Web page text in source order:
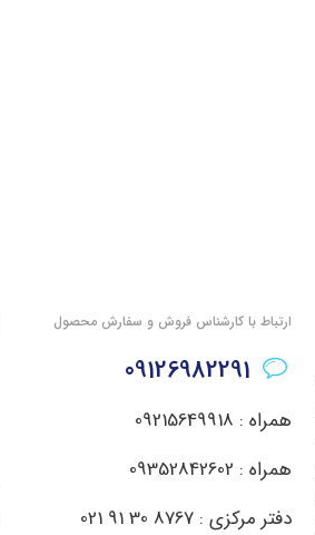
ارتباط با کارشناس فروش و سفارش محصول
همراه : 09215649918
همراه : 09352842602
دفتر مرکزی : 8767 30 91 021